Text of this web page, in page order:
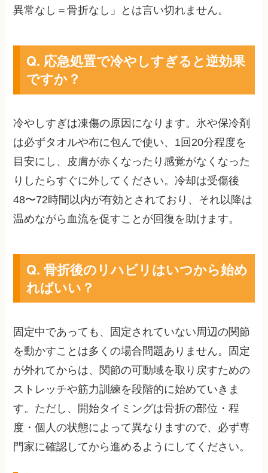
異常なし＝骨折なし」とは言い切れません。
Q. 応急処置で冷やしすぎると逆効果
ですか？
冷やしすぎは凍傷の原因になります。氷や保冷剤
は必ずタオルや布に包んで使い、1回20分程度を
目安にし、皮膚が赤くなったり感覚がなくなった
りしたらすぐに外してください。冷却は受傷後
48〜72時間以内が有効とされており、それ以降は
温めながら血流を促すことが回復を助けます。
Q. 骨折後のリハビリはいつから始め
ればいい？
固定中であっても、固定されていない周辺の関節
を動かすことは多くの場合問題ありません。固定
が外れてからは、関節の可動域を取り戻すための
ストレッチや筋力訓練を段階的に始めていきま
す。ただし、開始タイミングは骨折の部位・程
度・個人の状態によって異なりますので、必ず専
門家に確認してから進めるようにしてください。